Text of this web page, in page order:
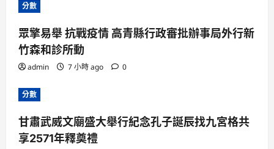
分數
眾擎易舉 抗戰疫情 高青縣行政審批辦事局外行新
竹森和診所動
admin 7 小時 ago 0
分數
甘肅武威文廟盛大舉行紀念孔子誕辰找九宮格共
享2571年釋奠禮